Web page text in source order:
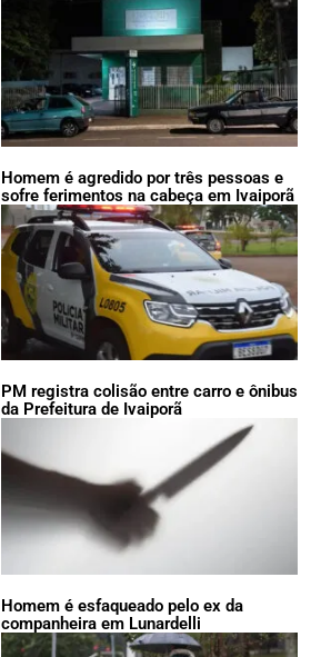
Homem é agredido por três pessoas e
sofre ferimentos na cabeça em Ivaiporã
PM registra colisão entre carro e ônibus
da Prefeitura de Ivaiporã
Homem é esfaqueado pelo ex da
companheira em Lunardelli